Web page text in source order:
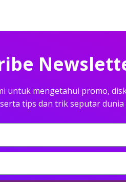
untuk mengetahui promo,
serta tips dan trik seputar dunia